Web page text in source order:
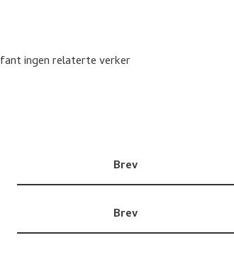
fant ingen relaterte verker
Brev
Brev